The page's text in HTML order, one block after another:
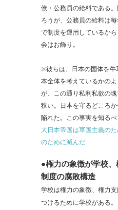
僚・公務員の給料である
ろうが、公務員の給料は
で制度を運用しているか
会はお飾り。
※彼らは、日本の国体を牛
本全体を考えているかの
が、この通り私利私欲の
狭い。日本を守るどころ
陥れた。
この事実を知るべ
大日本帝国は軍国主義のた
のために滅んだ
●権力の象徴が学校、
制度の腐敗構造
学校は権力の象徴、権力
つけるために学校がある。